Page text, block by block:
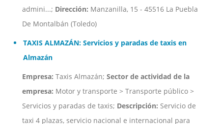
admini...; Dirección: Manzanilla, 15 - 45516 La Puebla
De Montalbán (Toledo)
TAXIS ALMAZÁN: Servicios y paradas de taxis en
Almazán
Empresa: Taxis Almazán; Sector de actividad de la
empresa: Motor y transporte > Transporte público >
Servicios y paradas de taxis; Descripción: Servicio de
taxi 4 plazas, servicio nacional e internacional para